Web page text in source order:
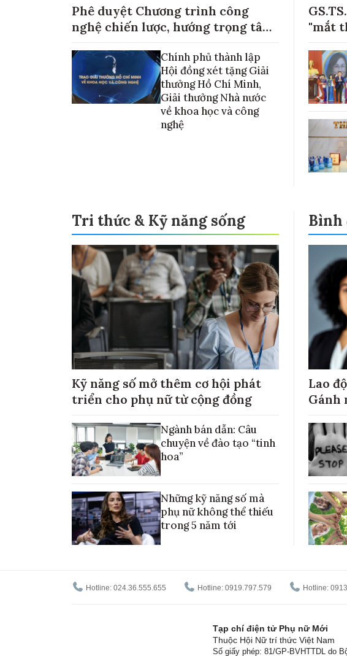
Phê duyệt Chương trình công
nghệ chiến lược, hướng trọng tâm
Chính phủ thành lập
Hội đồng xét tặng Giải
thưởng Hồ Chí Minh,
Giải thưởng Nhà nước
về khoa học và công
nghệ
"mắt
Tri thức & Kỹ năng sống
Kỹ năng số mở thêm cơ hội phát
triển cho phụ nữ từ cộng đồng
Ngành bán dẫn: Câu
chuyện về đào tạo “tinh
hoa”
Những kỹ năng số mà
phụ nữ không thể thiếu
trong 5 năm tới
Bình
Lao
Gánh
Hotline: 024.36.555.655 Hotline: 0919.797.579 Hotline:
Tạp chí điện tử Phụ nữ Mới
Thuộc Hội Nữ trí thức Việt Nam
Số giấy phép: 81/GP-BVHTTDL do